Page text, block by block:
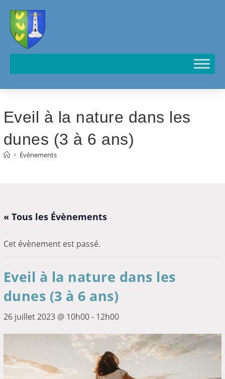
Eveil à la nature dans les
dunes (3 à 6 ans)
> Évènements
« Tous les Évènements
Cet évènement est passé.
Eveil à la nature dans les
dunes (3 à 6 ans)
26 juillet 2023 @ 10h00- 12h00